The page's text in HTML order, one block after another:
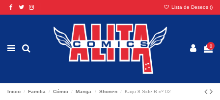
Lista de Deseos ()
0
Inicio Familia Cómic Manga Shonen Kaiju 8 Side B nº 02